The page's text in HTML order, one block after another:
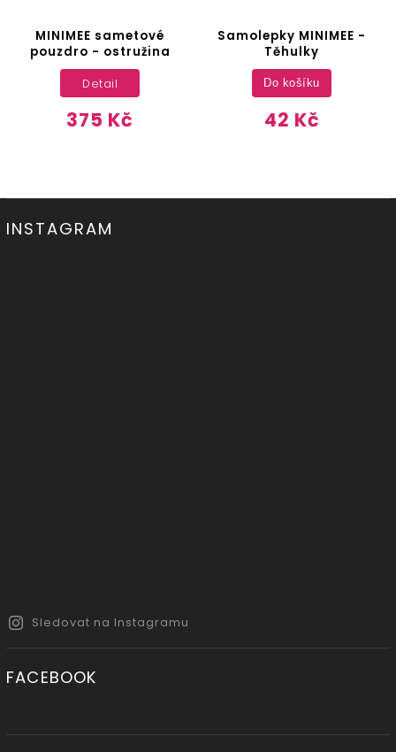
MINIMEE sametové
pouzdro - ostružina
375 Kč
Detail
Samolepky MINIMEE -
Těhulky
42 Kč
Do košíku
INSTAGRAM
Sledovat na Instagramu
FACEBOOK